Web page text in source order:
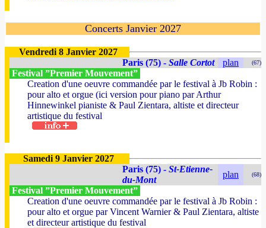
Concerts Janvier 2027
Vendredi 8 Janvier 2027
Paris (75) - Salle Cortot plan (67)
Festival ”Premier Mouvement”
Creation d'une oeuvre commandée par le festival à Jb Robin :
pour alto et orgue (ici version pour piano par Arthur
Hinnewinkel pianiste & Paul Zientara, altiste et directeur
artistique du festival
Samedi 9 Janvier 2027
Paris (75) - St-Etienne-
du-Mont
plan (68)
Festival ”Premier Mouvement”
Creation d'une oeuvre commandée par le festival à Jb Robin :
pour alto et orgue par Vincent Warnier & Paul Zientara, altiste
et directeur artistique du festival